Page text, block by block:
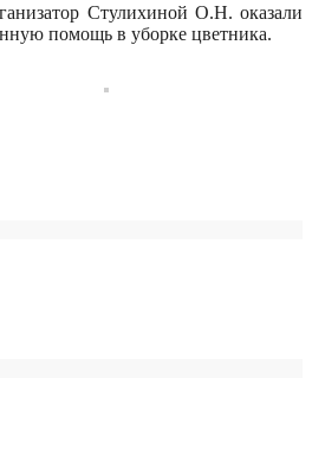
Стулихиной О.Н. оказали
помощь в уборке цветника.